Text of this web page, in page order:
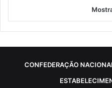
CONFEDERAÇÃO